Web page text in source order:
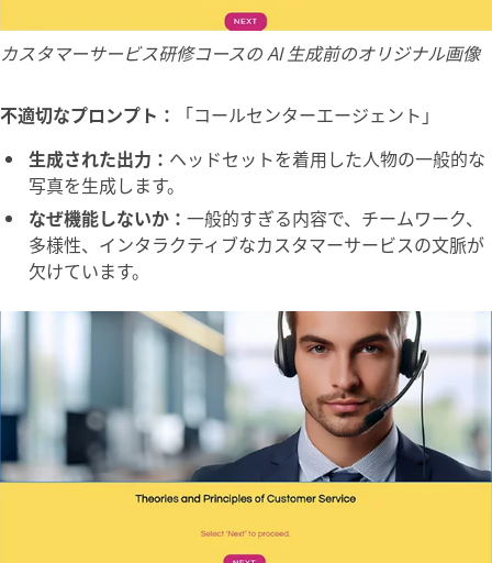
カスタマーサービス研修コースの AI 生成前のオリジナル画像
不適切なプロンプト：
「コールセンターエージェント」
生成された出力： ヘッドセットを着用した人物の一般的な
写真を生成します。
なぜ機能しないか： 一般的すぎる内容で、チームワーク、
多様性、インタラクティブなカスタマーサービスの文脈が
欠けています。